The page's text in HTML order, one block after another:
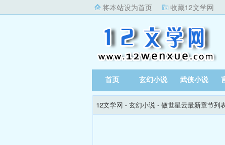
将本站设为首页 收藏12文学网
首页 玄幻小说 武侠小说
12文学网 - 玄幻小说 - 傲世星云最新章节列